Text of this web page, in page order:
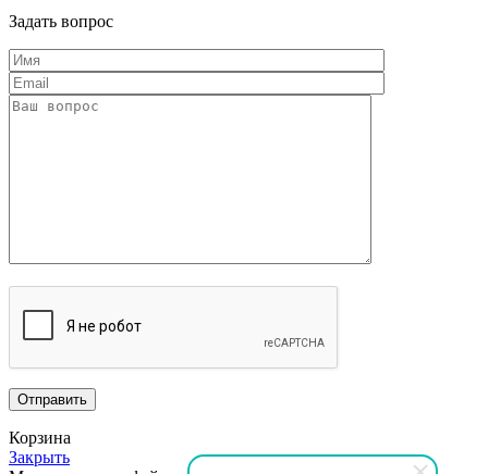
Задать вопрос
Корзина
Закрыть